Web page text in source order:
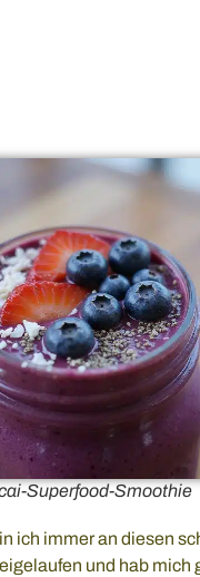
Superfood-Smoothie
ich immer an diesen
und hab mich